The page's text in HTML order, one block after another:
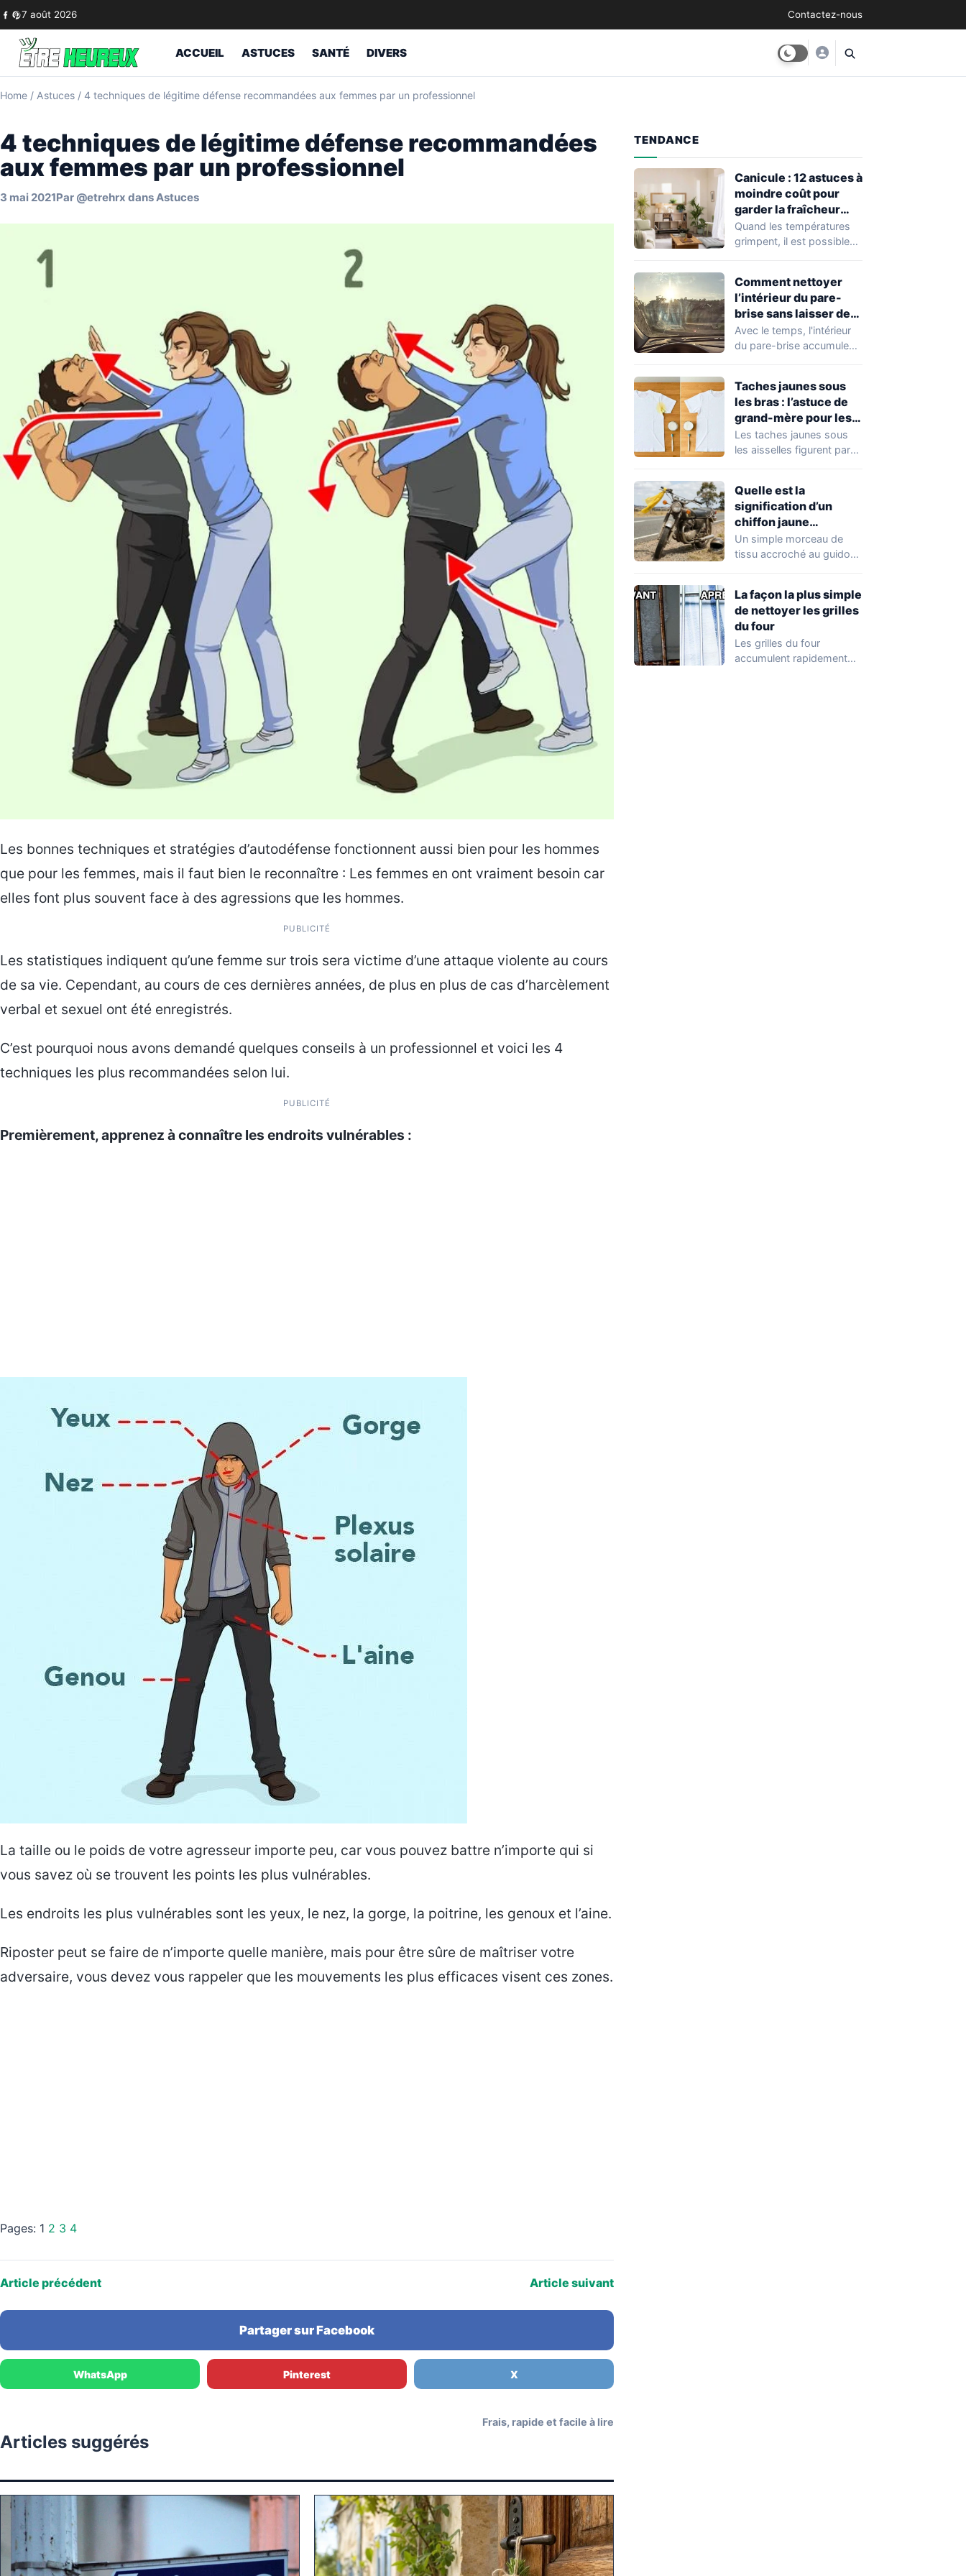
Skip to content
7 août 2026 Contactez-nous
ACCUEIL ASTUCES SANTÉ DIVERS
Home / Astuces / 4 techniques de légitime défense recommandées aux femmes par un professionnel
4 techniques de légitime défense recommandées
aux femmes par un professionnel
3 mai 2021Par @etrehrx dansAstuces
Les bonnes techniques et stratégies d’autodéfense fonctionnent aussi bien pour les hommes
que pour les femmes, mais il faut bien le reconnaître : Les femmes en ont vraiment besoin car
elles font plus souvent face à des agressions que les hommes.
PUBLICITÉ
Les statistiques indiquent qu’une femme sur trois sera victime d’une attaque violente au cours
de sa vie. Cependant, au cours de ces dernières années, de plus en plus de cas d’harcèlement
verbal et sexuel ont été enregistrés.
C’est pourquoi nous avons demandé quelques conseils à un professionnel et voici les 4
techniques les plus recommandées selon lui.
PUBLICITÉ
Premièrement, apprenez à connaître les endroits vulnérables :
La taille ou le poids de votre agresseur importe peu, car vous pouvez battre n’importe qui si
vous savez où se trouvent les points les plus vulnérables.
Les endroits les plus vulnérables sont les yeux, le nez, la gorge, la poitrine, les genoux et l’aine.
Riposter peut se faire de n’importe quelle manière, mais pour être sûre de maîtriser votre
adversaire, vous devez vous rappeler que les mouvements les plus efficaces visent ces zones.
Pages: 1 2 3 4
Article précédent Article suivant
Partager sur Facebook
WhatsApp Pinterest X
Articles suggérés
Frais, rapide et facile à lire
TENDANCE
Canicule : 12 astuces à
moindre coût pour
garder la fraîcheur
chez soi
Quand les températures
grimpent, il est possible
Comment nettoyer
l’intérieur du pare-
brise sans laisser de
traces
Avec le temps, l'intérieur
du pare-brise accumule
Taches jaunes sous
les bras : l’astuce de
grand-mère pour les
faire disparaître
Les taches jaunes sous
les aisselles figurent parmi
Quelle est la
signification d’un
chiffon jaune
accroché au guidon
d’une moto ?
Un simple morceau de
tissu accroché au guidon
La façon la plus simple
de nettoyer les grilles
du four
Les grilles du four
accumulent rapidement